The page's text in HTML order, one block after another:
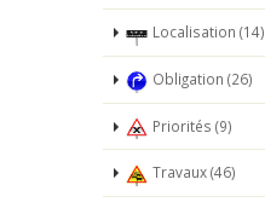
Localisation (14)
Obligation (26)
Priorités (9)
Travaux (46)